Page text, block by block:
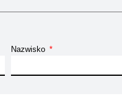
Nazwisko